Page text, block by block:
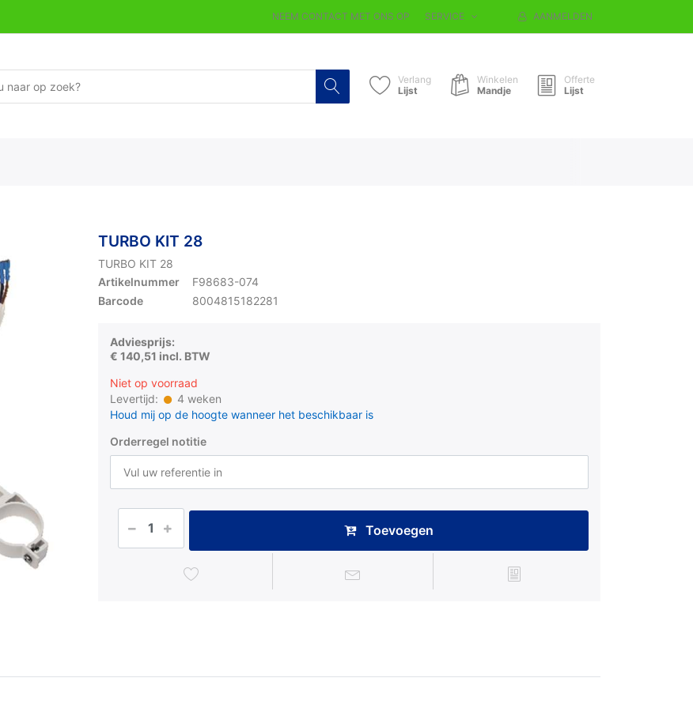
NEEM CONTACT MET ONS OP SERVICE AANMELDEN
Verlang
Lijst
Winkelen
Mandje
Offerte
Lijst
TURBO KIT 28
TURBO KIT 28
Artikelnummer
F98683-074
Barcode
8004815182281
Adviesprijs:
€ 140,51 incl. BTW
Niet op voorraad
Levertijd:
4 weken
Houd mij op de hoogte wanneer het beschikbaar is
Orderregel notitie
Toevoegen